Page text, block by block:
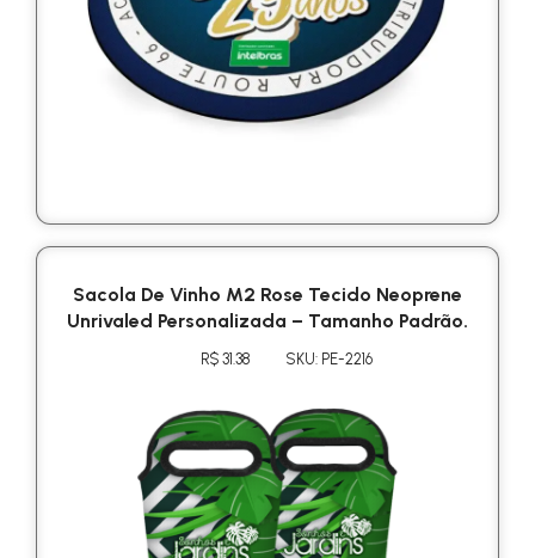
Sacola De Vinho M2 Rose Tecido Neoprene
Unrivaled Personalizada – Tamanho Padrão.
R$ 31.38 SKU: PE-2216